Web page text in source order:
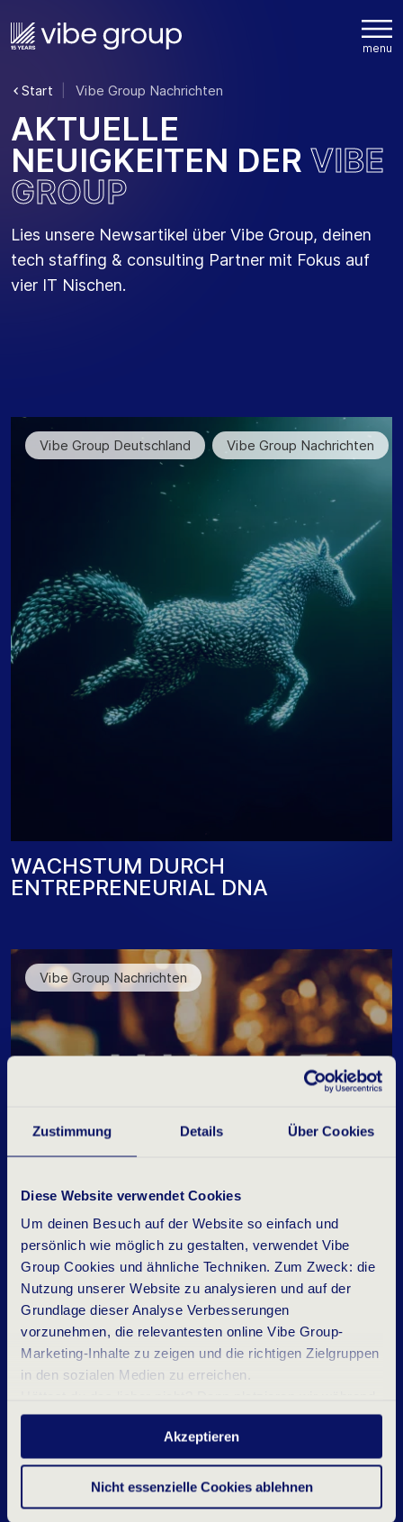
Zustimmung Details Über Cookies
Diese Website verwendet Cookies
Um deinen Besuch auf der Website so einfach und
persönlich wie möglich zu gestalten, verwendet Vibe
Group Cookies und ähnliche Techniken. Zum Zweck: die
Nutzung unserer Website zu analysieren und auf der
Grundlage dieser Analyse Verbesserungen
vorzunehmen, die relevantesten online Vibe Group-
Marketing-Inhalte zu zeigen und die richtigen Zielgruppen
in den sozialen Medien zu erreichen.
deines Besuchs nur wesentliche und statistische
Cookies. Möchtest du mehr wissen? Klicke oben auf
„Details“ oder lies unserDatenschutzerklärung.
Akzeptieren
Nicht essenzielle Cookies ablehnen
Start Vibe Group Nachrichten
AKTUELLE
NEUIGKEITEN DER VIBE
GROUP
Lies unsere Newsartikel über Vibe Group, deinen
tech staffing & consulting Partner mit Fokus auf
vier IT Nischen.
Vibe Group Deutschland Vibe Group Nachrichten
WACHSTUM DURCH
ENTREPRENEURIAL DNA
Vibe Group Nachrichten
GROUP
Vibe Group Deutschland Vibe Group Nachrichten